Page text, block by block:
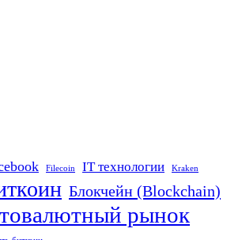
Filecoin IT технологии Kraken
Блокчейн (Blockchain)
рынок